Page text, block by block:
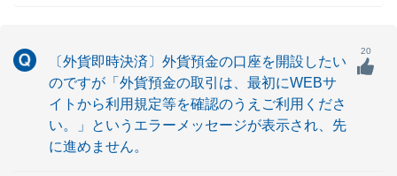
〔外貨即時決済〕外貨預金の口座を開設したい
のですが「外貨預金の取引は、最初にWEBサ
イトから利用規定等を確認のうえご利用くださ
い。」というエラーメッセージが表示され、先
に進めません。
20